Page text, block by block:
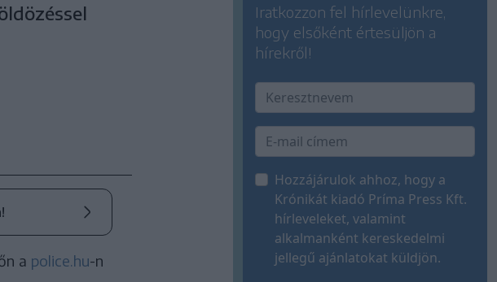
a police.hu-n
Iratkozzon fel hírlevelünkre,
hogy elsőként értesüljön a
hírekről!
Hozzájárulok ahhoz, hogy a
Krónikát kiadó Príma Press Kft.
hírleveleket, valamint
alkalmanként kereskedelmi
jellegű ajánlatokat küldjön.